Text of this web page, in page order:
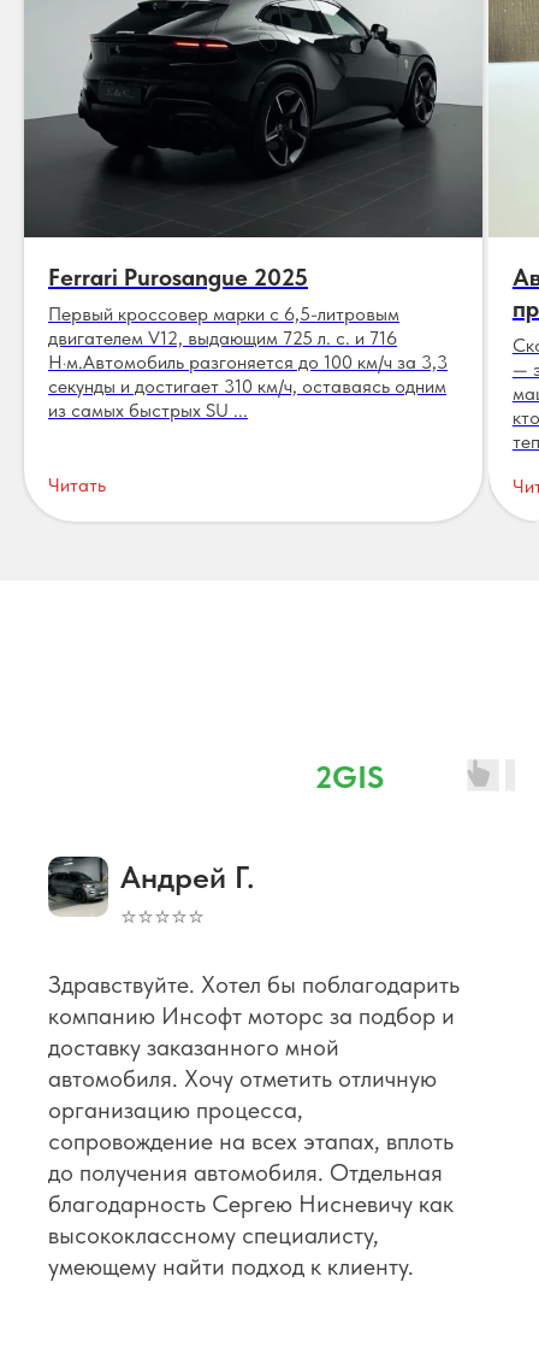
Ferrari Purosangue 2025
Первый кроссовер марки с 6,5-литровым
двигателем V12, выдающим 725 л. с. и 716
Н·м.Автомобиль разгоняется до 100 км/ч за 3,3
секунды и достигает 310 км/ч, оставаясь одним
из самых быстрых SU ...
Читать
—
2GIS
Андрей Г.
⭐⭐⭐⭐⭐
Здравствуйте. Хотел бы поблагодарить
компанию Инсофт моторс за подбор и
доставку заказанного мной
автомобиля. Хочу отметить отличную
организацию процесса,
сопровождение на всех этапах, вплоть
до получения автомобиля. Отдельная
благодарность Сергею Нисневичу как
высококлассному специалисту,
умеющему найти подход к клиенту.